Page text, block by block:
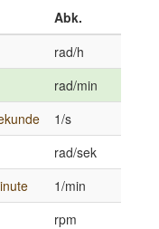
Abk.
rad/h
rad/min
1/s
rad/sek
1/min
rpm